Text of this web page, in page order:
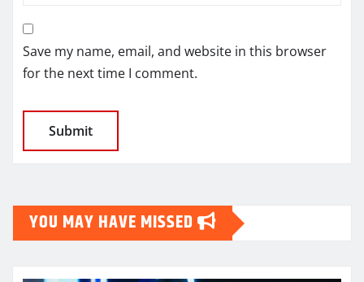
Save my name, email, and website in this browser
for the next time I comment.
YOU MAY HAVE MISSED